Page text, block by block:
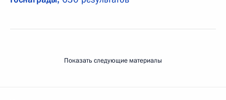
Показать следующие материалы